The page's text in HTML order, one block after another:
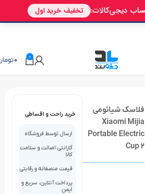
0
0
فلاسک شیائومی
Xiaomi Mijia
Portable Electric
Cup 2
خرید راحت و اقساطی
ارسال توسط فروشگاه
گارانتی اصالت و سلامت
کالا
قیمت منصفانه و رقابتی
پرداخت آنلاین، سریع و
ایمن
با خرید بالای 6 تومان از دیجی پی CAPLLM